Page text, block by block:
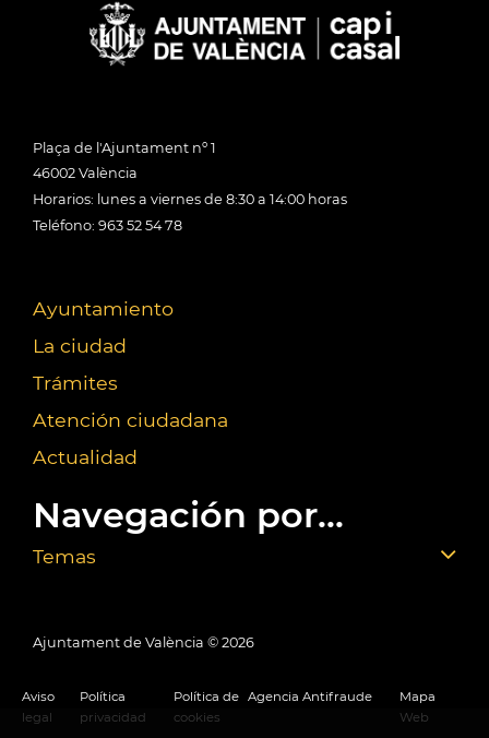
Plaça de l'Ajuntament nº 1
46002 València
Horarios: lunes a viernes de 8:30 a 14:00 horas
Teléfono: 963 52 54 78
Ayuntamiento
La ciudad
Trámites
Atención ciudadana
Actualidad
Navegación por...
Temas
Ajuntament de València © 2026
Aviso
legal
Política
privacidad
Política de
cookies
Agencia Antifraude
Mapa
Web